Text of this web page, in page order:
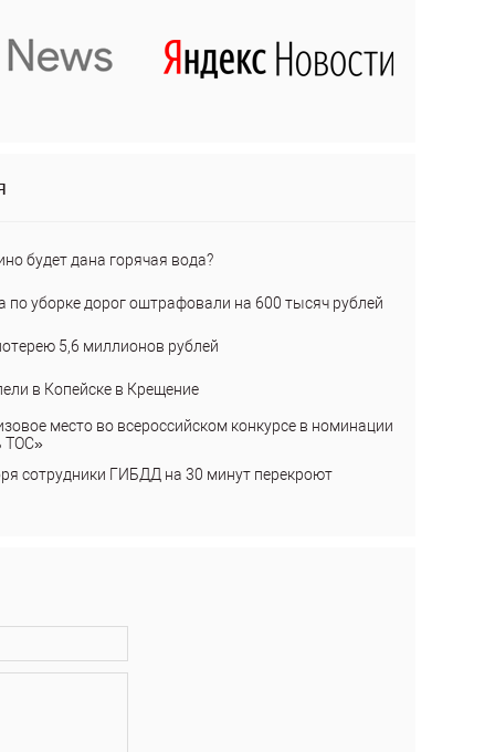
будет дана горячая вода?
по уборке дорог оштрафовали на 600 тысяч рублей
5,6 миллионов рублей
в Копейске в Крещение
место во всероссийском конкурсе в номинации
ТОС»
сотрудники ГИБДД на 30 минут перекроют